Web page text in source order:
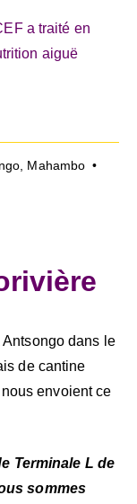
a traité en
aiguë
Mahambo •
dans le
de cantine
envoient ce
Terminale L de
sommes